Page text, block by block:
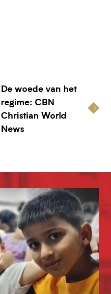
De woede van het
regime: CBN
Christian World
News